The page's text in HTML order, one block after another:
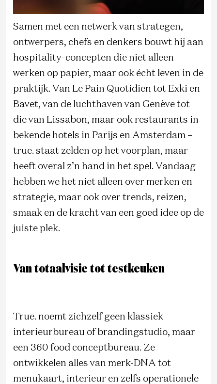
Samen met een netwerk van strategen,
ontwerpers, chefs en denkers bouwt hij aan
hospitality-concepten die niet alleen
werken op papier, maar ook écht leven in de
praktijk. Van Le Pain Quotidien tot Exki en
Bavet, van de luchthaven van Genève tot
die van Lissabon, maar ook restaurants in
bekende hotels in Parijs en Amsterdam –
true. staat zelden op het voorplan, maar
heeft overal z’n hand in het spel. Vandaag
hebben we het niet alleen over merken en
strategie, maar ook over trends, reizen,
smaak en de kracht van een goed idee op de
juiste plek.
Van totaalvisie tot testkeuken
True. noemt zichzelf geen klassiek
interieurbureau of brandingstudio, maar
een 360 food conceptbureau. Ze
ontwikkelen alles van merk-DNA tot
menukaart, interieur en zelfs operationele